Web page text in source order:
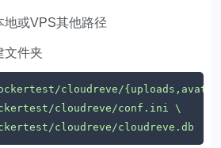
地或VPS其他路径
文件夹
cloudreve/cloudreve.db